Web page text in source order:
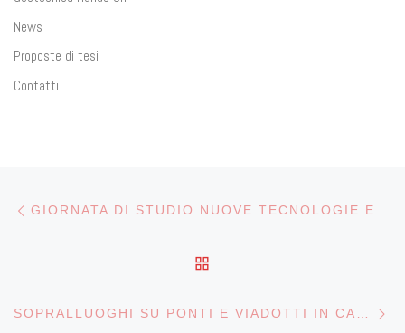
News
Proposte di tesi
Contatti
Post navigation